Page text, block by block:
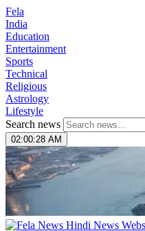
Fela
India
Education
Entertainment
Sports
Technical
Religious
Astrology
Lifestyle
Search news
02:00:29 AM